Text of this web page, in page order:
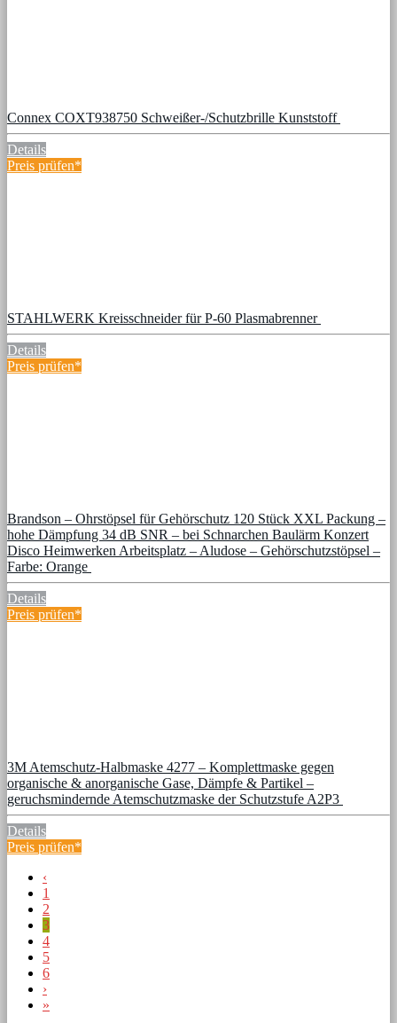
Connex COXT938750 Schweißer-/Schutzbrille Kunststoff
Details
Preis prüfen*
STAHLWERK Kreisschneider für P-60 Plasmabrenner
Details
Preis prüfen*
Brandson – Ohrstöpsel für Gehörschutz 120 Stück XXL Packung –
hohe Dämpfung 34 dB SNR – bei Schnarchen Baulärm Konzert
Disco Heimwerken Arbeitsplatz – Aludose – Gehörschutzstöpsel –
Farbe: Orange
Details
Preis prüfen*
3M Atemschutz-Halbmaske 4277 – Komplettmaske gegen
organische & anorganische Gase, Dämpfe & Partikel –
geruchsmindernde Atemschutzmaske der Schutzstufe A2P3
Details
Preis prüfen*
‹
1
2
3
4
5
6
›
»